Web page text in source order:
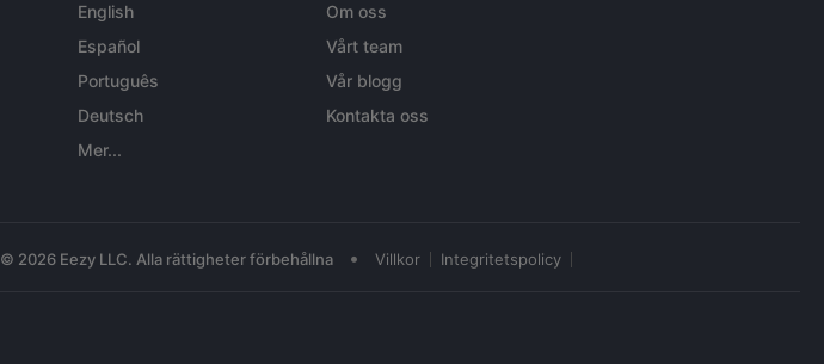
English
Español
Português
Deutsch
Mer...
Om oss
Vårt team
Vår blogg
Kontakta oss
© 2026 Eezy LLC. Alla rättigheter förbehållna • Villkor Integritetspolicy